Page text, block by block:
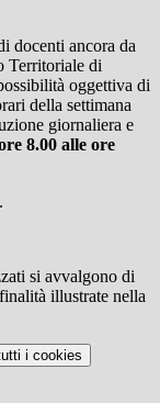
docenti ancora da
Territoriale di
oggettiva di
della settimana
giornaliera e
8.00 alle ore
si avvalgono di
illustrate nella
i cookies